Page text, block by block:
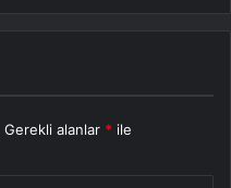
Gerekli alanlar * ile